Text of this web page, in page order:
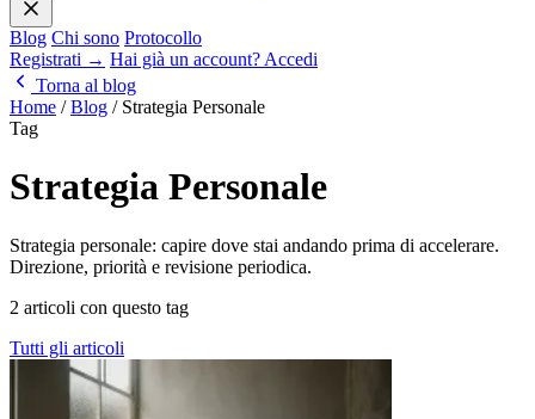
Blog Chi sono Protocollo
Registrati → Hai già un account? Accedi
Torna al blog
Home / Blog / Strategia Personale
Tag
Strategia Personale
Strategia personale: capire dove stai andando prima di accelerare.
Direzione, priorità e revisione periodica.
2 articoli con questo tag
Tutti gli articoli